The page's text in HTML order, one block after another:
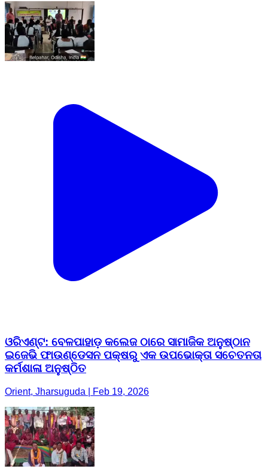
ଓରିଏଣ୍ଟ: ବେଳପାହାଡ଼ କଲେଜ ଠାରେ ସାମାଜିକ ଅନୁଷ୍ଠାନ
ଇଜେଭି ଫାଉଣ୍ଡେସନ ପକ୍ଷରୁ ଏକ ଉପଭୋକ୍ତା ସଚେତନତା
କର୍ମଶାଳା ଅନୁଷ୍ଠିତ
Orient, Jharsuguda | Feb 19, 2026